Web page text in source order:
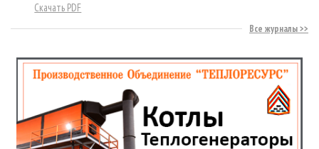
Скачать PDF
Все журналы